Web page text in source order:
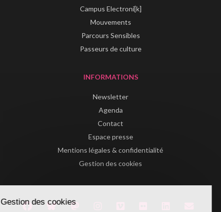
Campus Electroni[k]
Mouvements
Parcours Sensibles
Passeurs de culture
INFORMATIONS
Newsletter
Agenda
Contact
Espace presse
Mentions légales & confidentialité
Gestion des cookies
Gestion des cookies